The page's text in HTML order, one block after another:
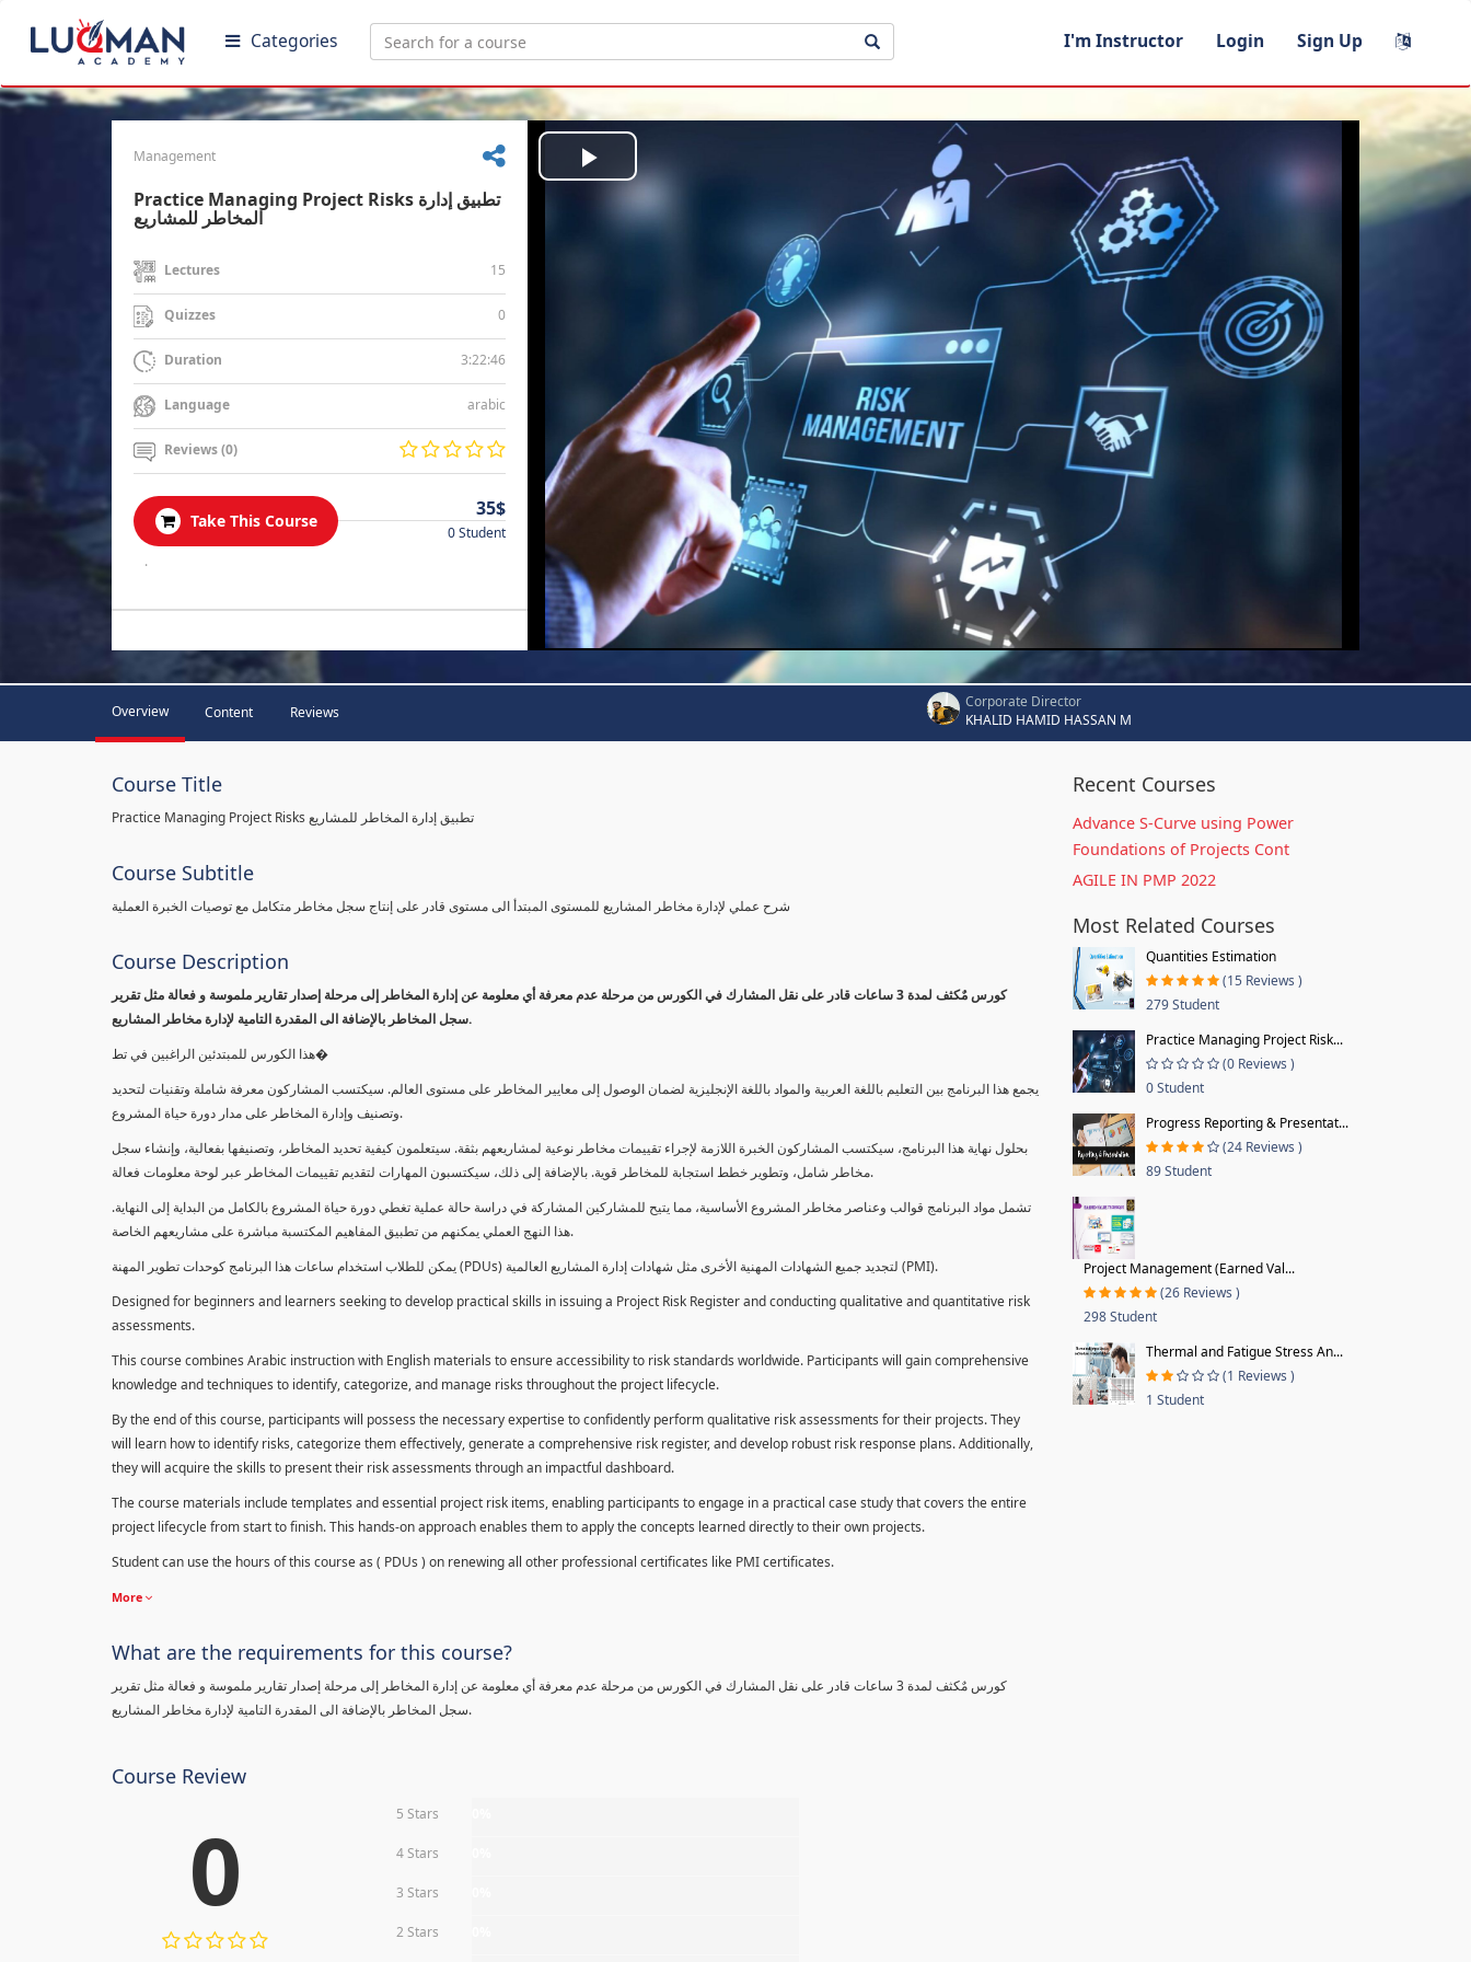
Categories I'm Instructor Login Sign Up
Management
Practice Managing Project Risks تطبيق إدارة
المخاطر للمشاريع
Lectures 15
Quizzes 0
Duration 3:22:46
Language arabic
Reviews (0)
Take This Course
35$
0 Student
.
Play
Video
Overview Content Reviews
Corporate Director
KHALID HAMID HASSAN M
Course Title
Practice Managing Project Risks تطبيق إدارة المخاطر للمشاريع
Course Subtitle
شرح عملي لإدارة مخاطر المشاريع للمستوى المبتدأ الى مستوى قادر على إنتاج سجل مخاطر متكامل مع توصيات الخبرة العملية
Course Description
كورس مٌكثف لمدة 3 ساعات قادر على نقل المشارك في الكورس من مرحلة عدم معرفة أي معلومة عن إدارة المخاطر إلى مرحلة إصدار تقارير ملموسة و فعالة مثل تقرير
سجل المخاطر بالإضافة الى المقدرة التامية لإدارة مخاطر المشاريع.
هذا الكورس للمبتدئين الراغبين في تط�
يجمع هذا البرنامج بين التعليم باللغة العربية والمواد باللغة الإنجليزية لضمان الوصول إلى معايير المخاطر على مستوى العالم. سيكتسب المشاركون معرفة شاملة وتقنيات لتحديد
وتصنيف وإدارة المخاطر على مدار دورة حياة المشروع.
بحلول نهاية هذا البرنامج، سيكتسب المشاركون الخبرة اللازمة لإجراء تقييمات مخاطر نوعية لمشاريعهم بثقة. سيتعلمون كيفية تحديد المخاطر، وتصنيفها بفعالية، وإنشاء سجل
مخاطر شامل، وتطوير خطط استجابة للمخاطر قوية. بالإضافة إلى ذلك، سيكتسبون المهارات لتقديم تقييمات المخاطر عبر لوحة معلومات فعالة.
تشمل مواد البرنامج قوالب وعناصر مخاطر المشروع الأساسية، مما يتيح للمشاركين المشاركة في دراسة حالة عملية تغطي دورة حياة المشروع بالكامل من البداية إلى النهاية.
هذا النهج العملي يمكنهم من تطبيق المفاهيم المكتسبة مباشرة على مشاريعهم الخاصة.
يمكن للطلاب استخدام ساعات هذا البرنامج كوحدات تطوير المهنة (PDUs) لتجديد جميع الشهادات المهنية الأخرى مثل شهادات إدارة المشاريع العالمية (PMI).
Designed for beginners and learners seeking to develop practical skills in issuing a Project Risk Register and conducting qualitative and quantitative risk
assessments.
This course combines Arabic instruction with English materials to ensure accessibility to risk standards worldwide. Participants will gain comprehensive
knowledge and techniques to identify, categorize, and manage risks throughout the project lifecycle.
By the end of this course, participants will possess the necessary expertise to confidently perform qualitative risk assessments for their projects. They
will learn how to identify risks, categorize them effectively, generate a comprehensive risk register, and develop robust risk response plans. Additionally,
they will acquire the skills to present their risk assessments through an impactful dashboard.
The course materials include templates and essential project risk items, enabling participants to engage in a practical case study that covers the entire
project lifecycle from start to finish. This hands-on approach enables them to apply the concepts learned directly to their own projects.
Student can use the hours of this course as ( PDUs ) on renewing all other professional certificates like PMI certificates.
More
What are the requirements for this course?
كورس مٌكثف لمدة 3 ساعات قادر على نقل المشارك في الكورس من مرحلة عدم معرفة أي معلومة عن إدارة المخاطر إلى مرحلة إصدار تقارير ملموسة و فعالة مثل تقرير
سجل المخاطر بالإضافة الى المقدرة التامية لإدارة مخاطر المشاريع.
Course Review
0 5 Stars
4 Stars
3 Stars
2 Stars
Recent Courses
Advance S-Curve using Power
Foundations of Projects Cont
AGILE IN PMP 2022
Most Related Courses
Quantities Estimation
(15 Reviews )
279 Student
Practice Managing Project Risk...
(0 Reviews )
0 Student
Progress Reporting & Presentat...
(24 Reviews )
89 Student
Project Management (Earned Val...
(26 Reviews )
298 Student
Thermal and Fatigue Stress An...
(1 Reviews )
1 Student